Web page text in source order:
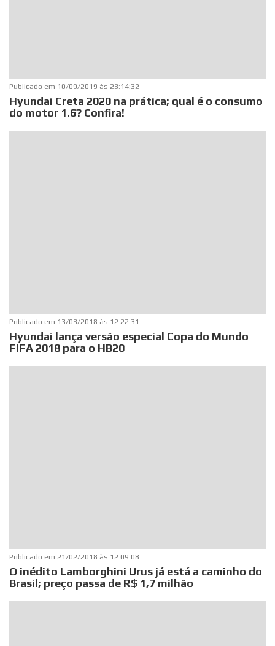
Publicado em 10/09/2019 às 23:14:32
Hyundai Creta 2020 na prática; qual é o consumo
do motor 1.6? Confira!
Publicado em 13/03/2018 às 12:22:31
Hyundai lança versão especial Copa do Mundo
FIFA 2018 para o HB20
Publicado em 21/02/2018 às 12:09:08
O inédito Lamborghini Urus já está a caminho do
Brasil; preço passa de R$ 1,7 milhão